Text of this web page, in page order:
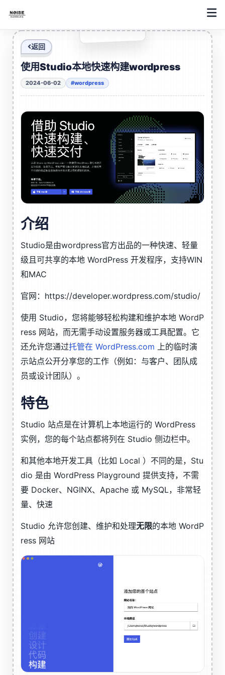
返回
使用Studio本地快速构建wordpress
2024-06-02 #wordpress
介绍
Studio是由wordpress官方出品的一种快速、轻量
级且可共享的本地 WordPress 开发程序，支持WIN
和MAC
官网：https://developer.wordpress.com/studio/
使用 Studio，您将能够轻松构建和维护本地 WordP
ress 网站，而无需手动设置服务器或工具配置。它
还允许您通过托管在 WordPress.com 上的临时演
示站点公开分享您的工作（例如：与客户、团队成
员或设计团队）。
特色
Studio 站点是在计算机上本地运行的 WordPress
实例，您的每个站点都将列在 Studio 侧边栏中。
和其他本地开发工具（比如 Local ）不同的是，Stu
dio 是由 WordPress Playground 提供支持，不需
要 Docker、NGINX、Apache 或 MySQL，非常轻
量、快速
Studio 允许您创建、维护和处理无限的本地 WordP
ress 网站